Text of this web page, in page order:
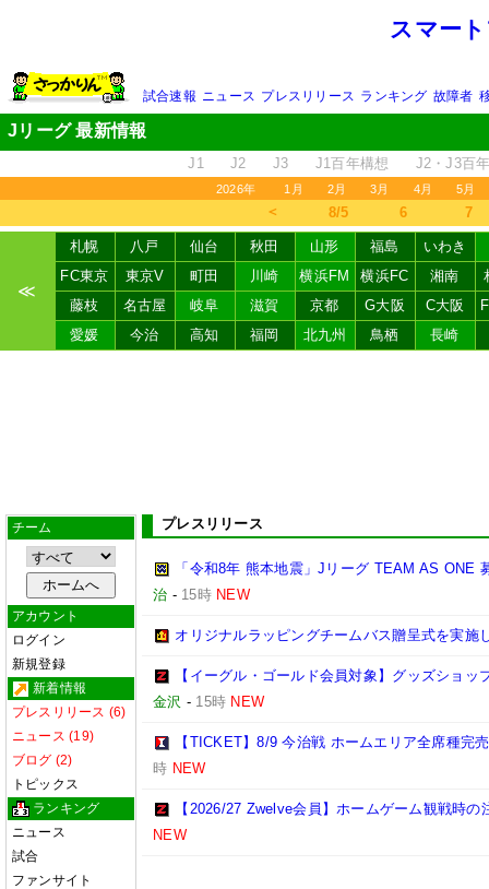
スマー
試合速報 ニュース プレスリリース ランキング 故障者
Jリーグ 最新情報
J1 J2 J3 J1百年構想 J2・J3百
2026年 1月 2月 3月 4月 5月
＜ 8/5 6 7
≪
札幌 八戸 仙台 秋田 山形 福島
いわき
FC東京
東京V 町田 川崎 横浜FM 横浜FC 湘南
藤枝
名古屋 岐阜 滋賀 京都 G大阪 C大阪
愛媛
今治 高知 福岡 北九州 鳥栖 長崎
チーム
アカウント
ログイン
新規登録
新着情報
プレスリリース (6)
ニュース (19)
ブログ (2)
トピックス
ランキング
ニュース
試合
ファンサイト
プレスリリース
「令和8年 熊本地震」Jリーグ TEAM AS ONE
治 - 15時 NEW
オリジナルラッピングチームバス贈呈式を実施
【イーグル・ゴールド会員対象】グッズショ
金沢 - 15時 NEW
【TICKET】8/9 今治戦 ホームエリア全席種完
時 NEW
【2026/27 Zwelve会員】ホームゲーム観戦時の
NEW